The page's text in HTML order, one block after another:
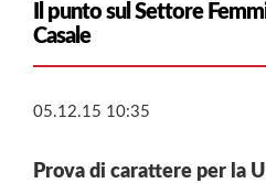
Il punto sul Settore
Casale
05.12.15 10:35
Prova di carattere per la